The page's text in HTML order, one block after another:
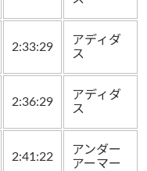
2:33:29
アディダ
ス
2:36:29
アディダ
ス
2:41:22
アンダー
アーマー